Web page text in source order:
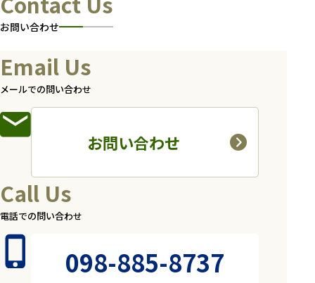
お問い合わせ
Email Us
メールでの問い合わせ
お問い合わせ
Call Us
電話での問い合わせ
098-885-8737